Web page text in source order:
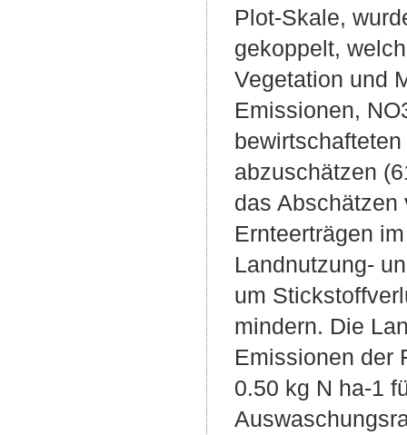
Plot-Skale,
gekoppelt,
Vegetation und
Emissionen,
abzuschätzen
das Abschätzen
Ernteerträgen
Landnutzung-
um
mindern. Die
Emissionen der
0.50 kg N ha-1